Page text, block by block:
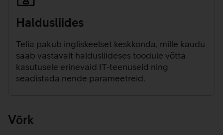
Haldusliides
Telia pakub ingliskeelset keskkonda, mille kaudu
saab vastavalt haldusliideses toodule võtta
kasutusele erinevaid IT-teenuseid ning
seadistada nende parameetreid.
Võrk